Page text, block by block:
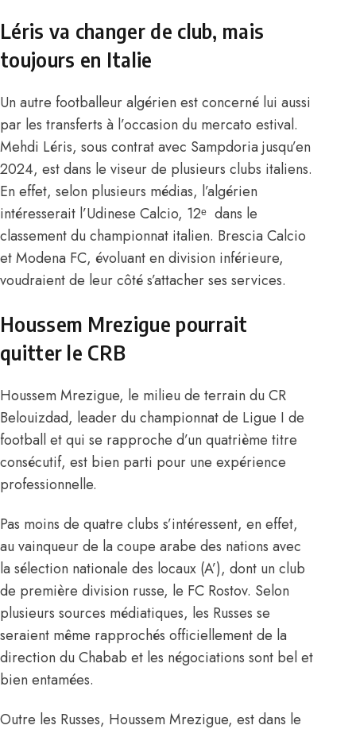
Léris va changer de club, mais
toujours en Italie
Un autre footballeur algérien est concerné lui aussi
par les transferts à l’occasion du mercato estival.
Mehdi Léris, sous contrat avec Sampdoria jusqu’en
2024, est dans le viseur de plusieurs clubs italiens.
En effet, selon plusieurs médias, l’algérien
intéresserait l’Udinese Calcio, 12ᵉ dans le
classement du championnat italien. Brescia Calcio
et Modena FC, évoluant en division inférieure,
voudraient de leur côté s’attacher ses services.
Houssem Mrezigue pourrait
quitter le CRB
Houssem Mrezigue, le milieu de terrain du CR
Belouizdad, leader du championnat de Ligue I de
football et qui se rapproche d’un quatrième titre
consécutif, est bien parti pour une expérience
professionnelle.
Pas moins de quatre clubs s’intéressent, en effet,
au vainqueur de la coupe arabe des nations avec
la sélection nationale des locaux (A’), dont un club
de première division russe, le FC Rostov. Selon
plusieurs sources médiatiques, les Russes se
seraient même rapprochés officiellement de la
direction du Chabab et les négociations sont bel et
bien entamées.
Outre les Russes, Houssem Mrezigue, est dans le